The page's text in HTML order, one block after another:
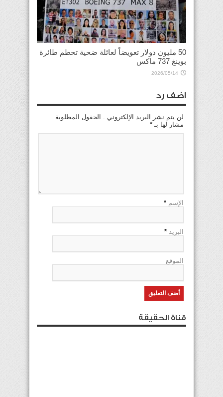
50 مليون دولار تعويضاً لعائلة ضحية تحطم طائرة
بوينغ 737 ماكس
2026/05/14
اضف رد
لن يتم نشر البريد الإلكتروني . الحقول المطلوبة
مشار لها بـ *
الإسم *
البريد *
الموقع
قناة الحقيقة